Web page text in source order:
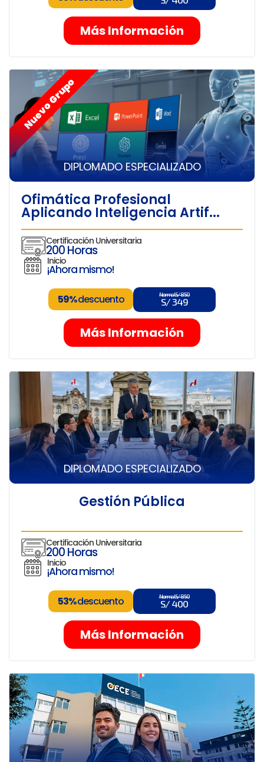
Más Información
DIPLOMADO ESPECIALIZADO
Nuevo Grupo
Ofimática Profesional
Aplicando Inteligencia Artif...
Certificación Universitaria
200 Horas
Inicio
¡Ahora mismo!
59%descuento Normal S/ 850
S/ 349
Más Información
DIPLOMADO ESPECIALIZADO
Gestión Pública
Certificación Universitaria
200 Horas
Inicio
¡Ahora mismo!
53%descuento Normal S/ 850
S/ 400
Más Información